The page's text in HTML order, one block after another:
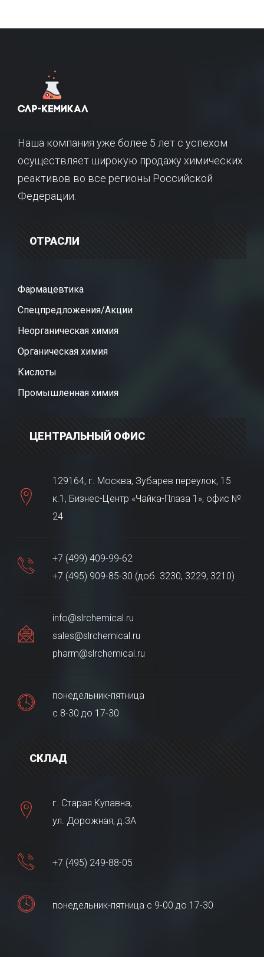
Наша компания уже более 5 лет с успехом
осуществляет широкую продажу химических
реактивов во все регионы Российской
Федерации.
ОТРАСЛИ
Фармацевтика
Спецпредложения/Акции
Неорганическая химия
Органическая химия
Кислоты
Промышленная химия
ЦЕНТРАЛЬНЫЙ ОФИС
129164, г. Москва, Зубарев переулок, 15
к.1, Бизнес-Центр «Чайка-Плаза 1», офис №
24
+7 (499) 409-99-62
+7 (495) 909-85-30 (доб. 3230, 3229, 3210)
info@slrchemical.ru
sales@slrchemical.ru
pharm@slrchemical.ru
понедельник-пятница
с 8-30 до 17-30
СКЛАД
г. Старая Купавна,
ул. Дорожная, д.3А
+7 (495) 249-88-05
понедельник-пятница с 9-00 до 17-30